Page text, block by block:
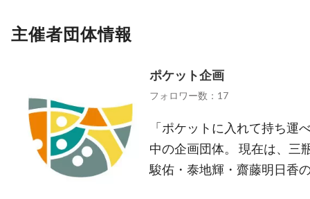
主催者団体情報
ポケット企画
フォロワー数：17
「ポケットに入れて持ち運
中の企画団体。 現在は、三
駿佑・泰地輝・齋藤明日香